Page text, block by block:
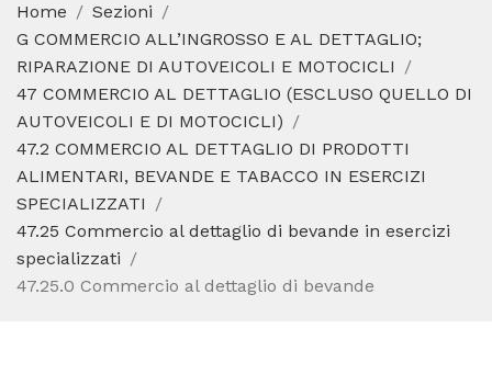
SEZIONI
CODICE ATECO A COSA SERVE
CODICE FISCALE
Home
Sezioni
G COMMERCIO ALL’INGROSSO E AL DETTAGLIO;
RIPARAZIONE DI AUTOVEICOLI E MOTOCICLI
47 COMMERCIO AL DETTAGLIO (ESCLUSO QUELLO DI
AUTOVEICOLI E DI MOTOCICLI)
47.2 COMMERCIO AL DETTAGLIO DI PRODOTTI
ALIMENTARI, BEVANDE E TABACCO IN ESERCIZI
SPECIALIZZATI
47.25 Commercio al dettaglio di bevande in esercizi
specializzati
47.25.0 Commercio al dettaglio di bevande